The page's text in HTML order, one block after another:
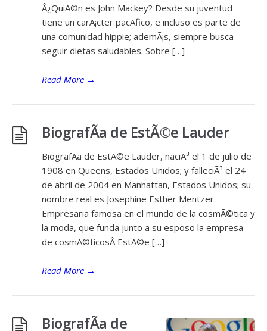
Â¿QuiÃ©n es John Mackey? Desde su juventud
tiene un carÃ¡cter pacÃ­fico, e incluso es parte de
una comunidad hippie; ademÃ¡s, siempre busca
seguir dietas saludables. Sobre […]
Read More →
BiografÃ­a de EstÃ©e Lauder
BiografÃ­a de EstÃ©e Lauder, naciÃ³ el 1 de julio de
1908 en Queens, Estados Unidos; y falleciÃ³ el 24
de abril de 2004 en Manhattan, Estados Unidos; su
nombre real es Josephine Esther Mentzer.
Empresaria famosa en el mundo de la cosmÃ©tica y
la moda, que funda junto a su esposo la empresa
de cosmÃ©ticosÂ EstÃ©e […]
Read More →
BiografÃ­a de